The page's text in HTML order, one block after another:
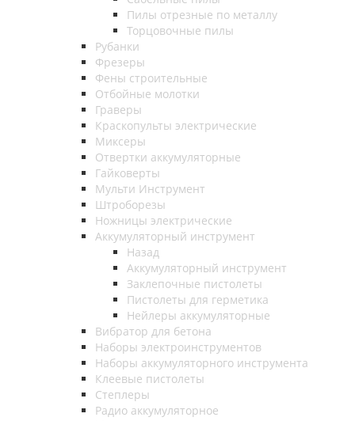
Пилы отрезные по металлу
Торцовочные пилы
Рубанки
Фрезеры
Фены строительные
Отбойные молотки
Граверы
Краскопульты электрические
Миксеры
Отвертки аккумуляторные
Гайковерты
Мульти Инструмент
Штроборезы
Ножницы электрические
Аккумуляторный инструмент
Назад
Аккумуляторный инструмент
Заклепочные пистолеты
Пистолеты для герметика
Нейлеры аккумуляторные
Вибратор для бетона
Наборы электроинструментов
Наборы аккумуляторного инструмента
Клеевые пистолеты
Степлеры
Радио аккумуляторное